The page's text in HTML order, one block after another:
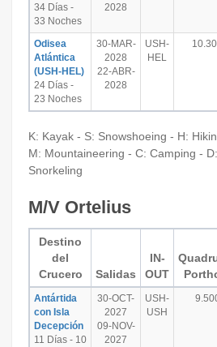
34 Días -
33 Noches
2028
Odisea
Atlántica
(USH-HEL)
24 Días -
23 Noches
30-MAR-
2028
22-ABR-
2028
USH-
HEL
K: Kayak - S: Snowshoeing - H:
M: Mountaineering - C: Camping -
Snorkeling
M/V Ortelius
Destino
del
Crucero
Salidas
IN-
OUT
Antártida
con Isla
Decepción
11 Días - 10
30-OCT-
2027
09-NOV-
2027
USH-
USH